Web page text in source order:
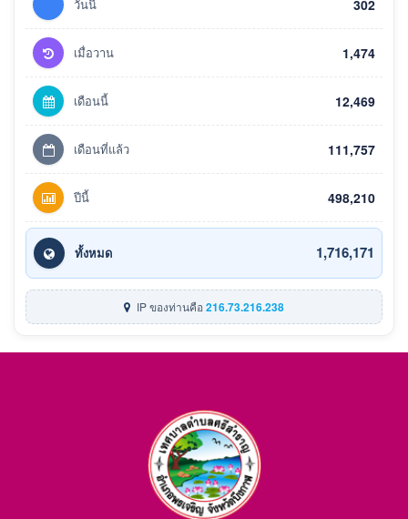
วันนี้ 302
เมื่อวาน 1,474
เดือนนี้ 12,469
เดือนที่แล้ว 111,757
ปีนี้ 498,210
ทั้งหมด 1,716,171
IP ของท่านคือ216.73.216.238